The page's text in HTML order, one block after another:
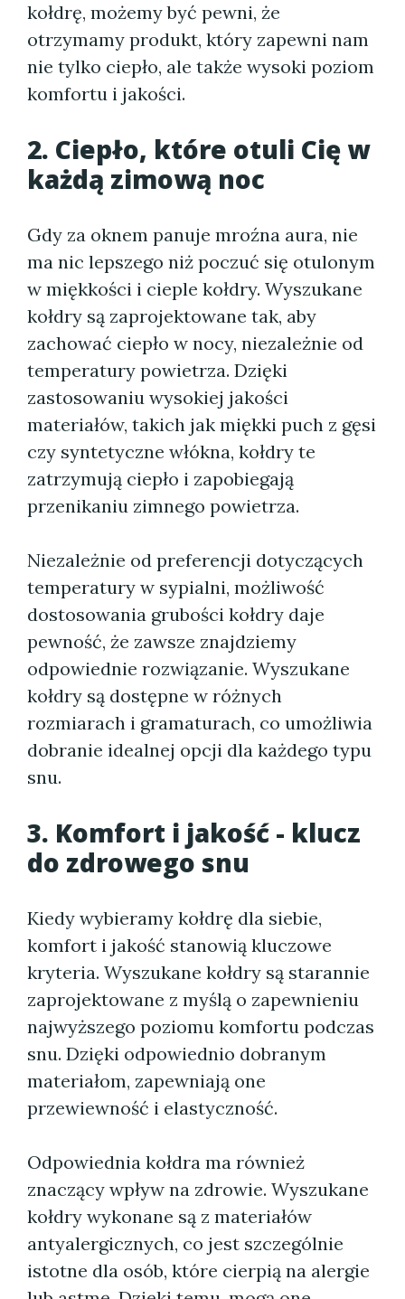
kołdrę, możemy być pewni, że
otrzymamy produkt, który zapewni nam
nie tylko ciepło, ale także wysoki poziom
komfortu i jakości.
2. Ciepło, które otuli Cię w
każdą zimową noc
Gdy za oknem panuje mroźna aura, nie
ma nic lepszego niż poczuć się otulonym
w miękkości i cieple kołdry. Wyszukane
kołdry są zaprojektowane tak, aby
zachować ciepło w nocy, niezależnie od
temperatury powietrza. Dzięki
zastosowaniu wysokiej jakości
materiałów, takich jak miękki puch z gęsi
czy syntetyczne włókna, kołdry te
zatrzymują ciepło i zapobiegają
przenikaniu zimnego powietrza.
Niezależnie od preferencji dotyczących
temperatury w sypialni, możliwość
dostosowania grubości kołdry daje
pewność, że zawsze znajdziemy
odpowiednie rozwiązanie. Wyszukane
kołdry są dostępne w różnych
rozmiarach i gramaturach, co umożliwia
dobranie idealnej opcji dla każdego typu
snu.
3. Komfort i jakość - klucz
do zdrowego snu
Kiedy wybieramy kołdrę dla siebie,
komfort i jakość stanowią kluczowe
kryteria. Wyszukane kołdry są starannie
zaprojektowane z myślą o zapewnieniu
najwyższego poziomu komfortu podczas
snu. Dzięki odpowiednio dobranym
materiałom, zapewniają one
przewiewność i elastyczność.
Odpowiednia kołdra ma również
znaczący wpływ na zdrowie. Wyszukane
kołdry wykonane są z materiałów
antyalergicznych, co jest szczególnie
istotne dla osób, które cierpią na alergie